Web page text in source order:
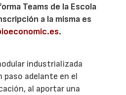
Teams de la Escola
a la misma es
.
industrializada
paso adelante en el
al aportar una